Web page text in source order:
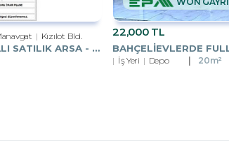
Kızılot Bld.
MANAVGAT KIZILOTTA MANZARALI SATILIK ARSA - YATIRIM FIRSATI
22,000 TL
BAHÇELIEVLERDE
İş Yeri Depo 20m²